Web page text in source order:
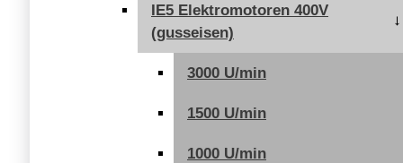
IE5 Elektromotoren 400V
(gusseisen)
3000 U/min
1500 U/min
1000 U/min